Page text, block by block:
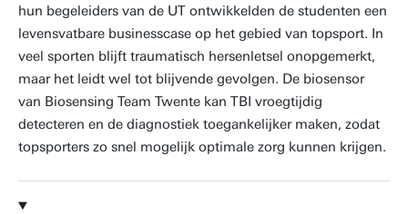
hun begeleiders van de UT ontwikkelden de studenten een
levensvatbare businesscase op het gebied van topsport. In
veel sporten blijft traumatisch hersenletsel onopgemerkt,
maar het leidt wel tot blijvende gevolgen. De biosensor
van Biosensing Team Twente kan TBI vroegtijdig
detecteren en de diagnostiek toegankelijker maken, zodat
topsporters zo snel mogelijk optimale zorg kunnen krijgen.